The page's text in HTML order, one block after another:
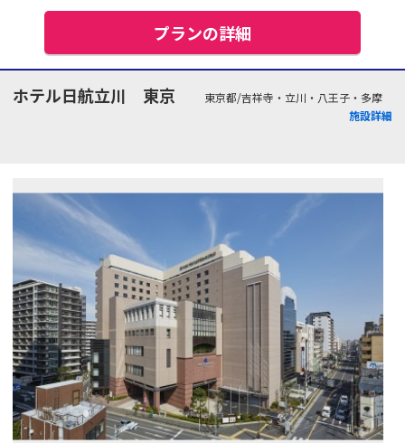
プランの詳細
ホテル日航立川 東京
東京都/吉祥寺・立川・八王子・多摩
施設詳細